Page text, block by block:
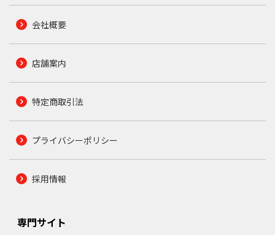
会社概要
店舗案内
特定商取引法
プライバシーポリシー
採用情報
専門サイト